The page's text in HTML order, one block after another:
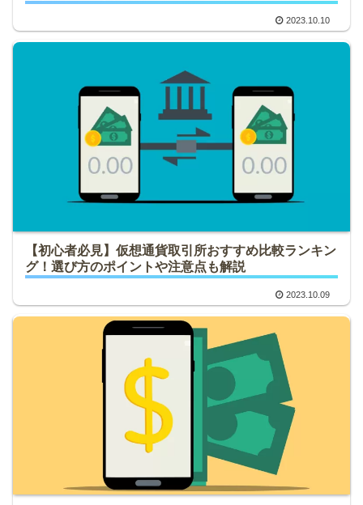
2023.10.10
【初心者必見】仮想通貨取引所おすすめ比較ランキン
グ！選び方のポイントや注意点も解説
2023.10.09